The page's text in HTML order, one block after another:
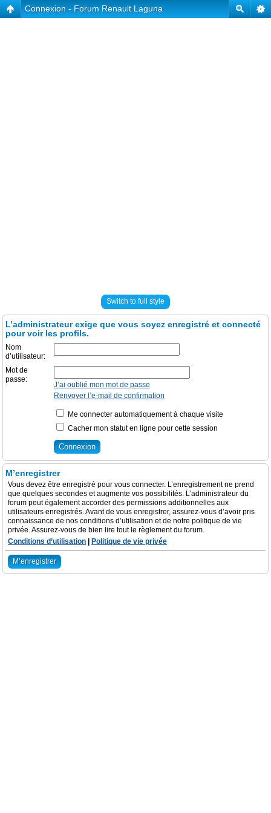
Connexion - Forum Renault Laguna
Switch to full style
L’administrateur exige que vous soyez enregistré et connecté
pour voir les profils.
Nom
d’utilisateur:
Mot de
passe:
J’ai oublié mon mot de passe
Renvoyer l’e-mail de confirmation
Me connecter automatiquement à chaque visite
Cacher mon statut en ligne pour cette session
M’enregistrer
Vous devez être enregistré pour vous connecter. L’enregistrement ne prend
que quelques secondes et augmente vos possibilités. L’administrateur du
forum peut également accorder des permissions additionnelles aux
utilisateurs enregistrés. Avant de vous enregistrer, assurez-vous d’avoir pris
connaissance de nos conditions d’utilisation et de notre politique de vie
privée. Assurez-vous de bien lire tout le règlement du forum.
Conditions d’utilisation
Politique de vie privée
M’enregistrer